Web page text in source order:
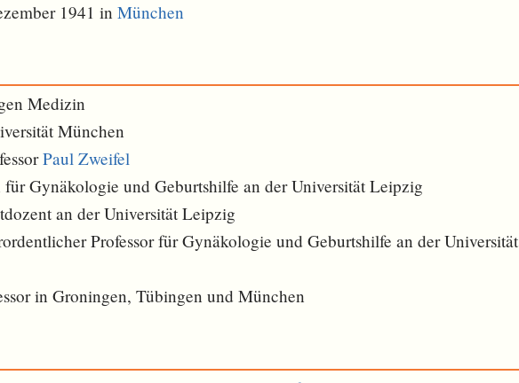
1941 in München
Medizin
München
Paul Zweifel
Gynäkologie und Geburtshilfe an der Universität Leipzig
an der Universität Leipzig
Professor für Gynäkologie und Geburtshilfe an der Universität
in Groningen, Tübingen und München